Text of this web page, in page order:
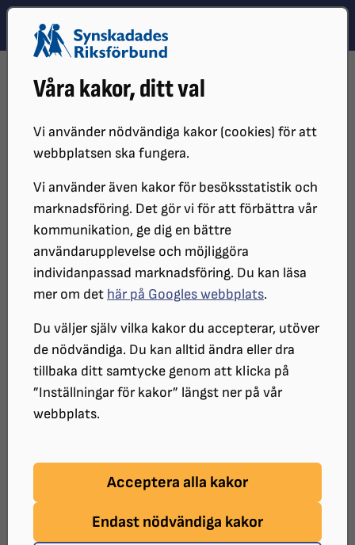
Våra kakor, ditt val
Vi använder nödvändiga kakor (cookies) för att
webbplatsen ska fungera.
Vi använder även kakor för besöksstatistik och
marknadsföring. Det gör vi för att förbättra vår
kommunikation, ge dig en bättre
användarupplevelse och möjliggöra
individanpassad marknadsföring. Du kan läsa
mer om det här på Googles webbplats.
Du väljer själv vilka kakor du accepterar, utöver
de nödvändiga. Du kan alltid ändra eller dra
tillbaka ditt samtycke genom att klicka på
”Inställningar för kakor” längst ner på vår
webbplats.
Acceptera alla kakor
Endast nödvändiga kakor
Hoppa till innehåll
Hoppa till hitta snabbt
DISTRIKT
SRF STOCKHOLM GOTLAND
ÅRSMÖTE
ÅRSMÖTE 2026 PROTOKOLL 2026
Protokoll 2026
RF Stockholms stad
Org.nr: 802008-2700
Protokoll fört vid Synskadades Riksförbund
Stockholms Stads årsmöte
Datum: Torsdag 19 mars 2026
Plats: Gotlandssalen, Gotlandsgatan 44,
Tid: kl. 18:00-20.55